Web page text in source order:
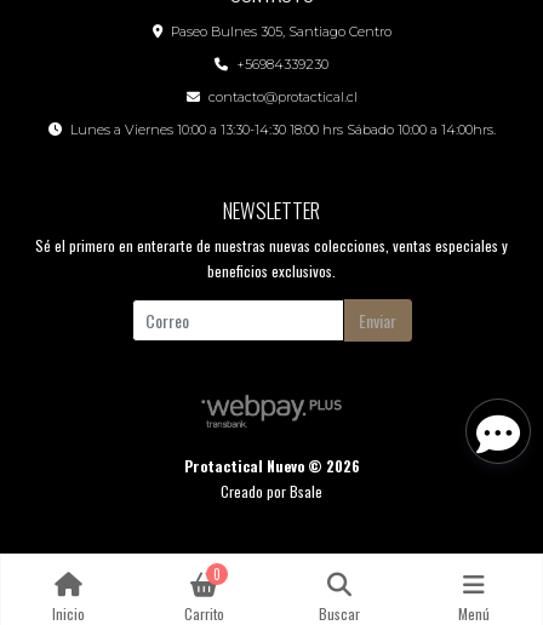
Paseo Bulnes 305, Santiago Centro
+56984339230
contacto@protactical.cl
Lunes a Viernes 10:00 a 13:30-14:30 18:00 hrs Sábado 10:00 a 14:00hrs.
NEWSLETTER
Sé el primero en enterarte de nuestras nuevas colecciones, ventas especiales y
beneficios exclusivos.
Enviar
Protactical Nuevo © 2026
Creado porBsale
Inicio
0
Carrito Buscar Menú